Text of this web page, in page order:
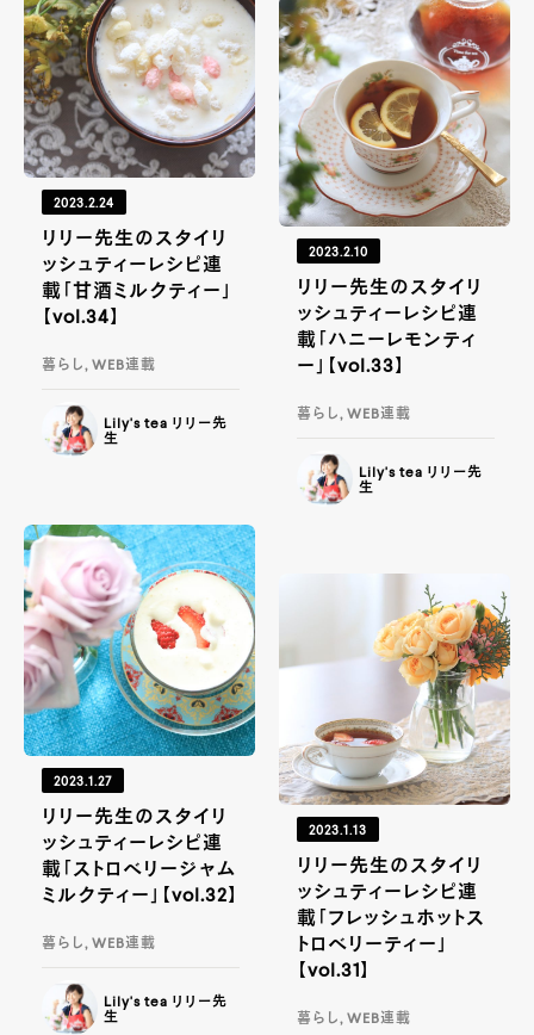
2023.2.24
リリー先生のスタイリ
ッシュティーレシピ連
載「甘酒ミルクティー」
【vol.34】
暮らし, WEB連載
Lily's tea リリー先
生
2023.2.10
リリー先生のスタイリ
ッシュティーレシピ連
載「ハニーレモンティ
ー」【vol.33】
暮らし, WEB連載
Lily's tea リリー先
生
2023.1.27
リリー先生のスタイリ
ッシュティーレシピ連
載「ストロベリージャム
ミルクティー」【vol.32】
暮らし, WEB連載
Lily's tea リリー先
生
2023.1.13
リリー先生のスタイリ
ッシュティーレシピ連
載「フレッシュホットス
トロベリーティー」
【vol.31】
暮らし, WEB連載